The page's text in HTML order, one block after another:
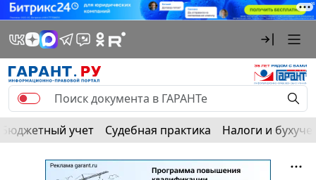
Бюджетный учет Судебная практика Налоги и